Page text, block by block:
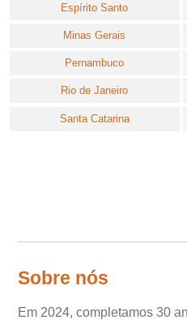
Espírito Santo
Minas Gerais
Pernambuco
Rio de Janeiro
Santa Catarina
Sobre nós
Em 2024, completamos 30